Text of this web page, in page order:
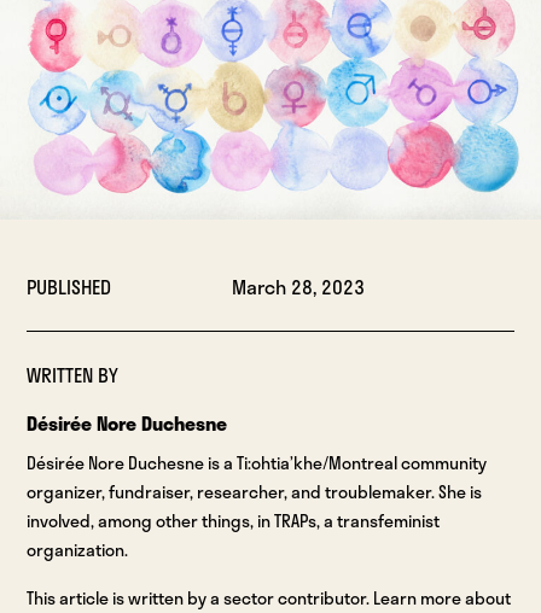
PUBLISHED March 28, 2023
WRITTEN BY
Désirée Nore Duchesne
Désirée Nore Duchesne is a Ti:ohtia’khe/Montreal community
organizer, fundraiser, researcher, and troublemaker. She is
involved, among other things, in TRAPs, a transfeminist
organization.
This article is written by a sector contributor. Learn more about